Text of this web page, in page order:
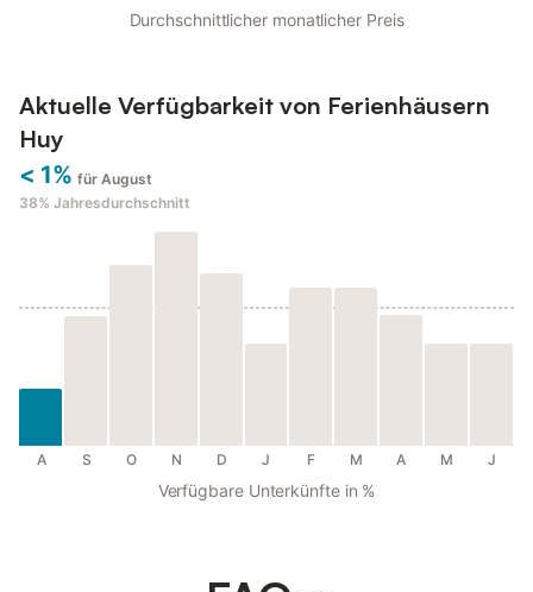
Durchschnittlicher monatlicher Preis
Aktuelle Verfügbarkeit von Ferienhäusern
Huy
< 1% für August
38% Jahresdurchschnitt
A S O N D J F M A M J
Verfügbare Unterkünfte in %